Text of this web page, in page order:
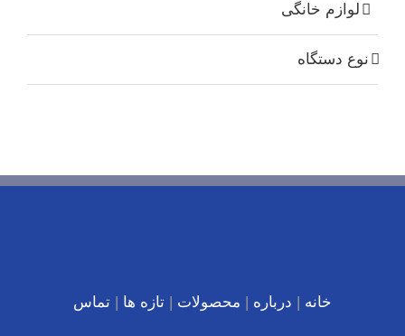
لوازم خانگی
نوع دستگاه
خانه درباره محصولات تازه ها تماس